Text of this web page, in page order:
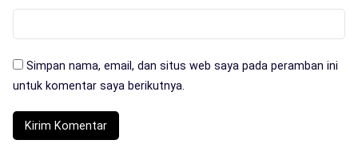
Simpan nama, email, dan situs web saya pada peramban ini
untuk komentar saya berikutnya.